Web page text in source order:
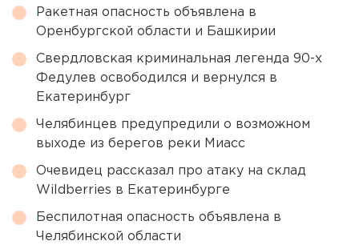
Ракетная опасность объявлена в
Оренбургской области и Башкирии
Свердловская криминальная легенда 90-х
Федулев освободился и вернулся в
Екатеринбург
Челябинцев предупредили о возможном
выходе из берегов реки Миасс
Очевидец рассказал про атаку на склад
Wildberries в Екатеринбурге
Беспилотная опасность объявлена в
Челябинской области